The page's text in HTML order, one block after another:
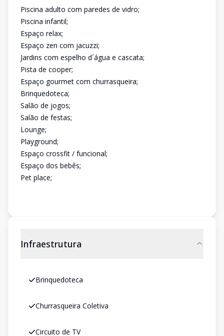
Piscina adulto com paredes de vidro;
Piscina infantil;
Espaço relax;
Espaço zen com jacuzzi;
Jardins com espelho d´água e cascata;
Pista de cooper;
Espaço gourmet com churrasqueira;
Brinquedoteca;
Salão de jogos;
Salão de festas;
Lounge;
Playground;
Espaço crossfit / funcional;
Espaço dos bebês;
Pet place;
Infraestrutura
Brinquedoteca
Churrasqueira Coletiva
Circuito de TV